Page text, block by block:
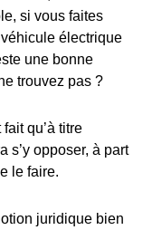
si vous faites
électrique
une bonne
trouvez pas ?
qu’à titre
s’y opposer, à part
le faire.
juridique bien